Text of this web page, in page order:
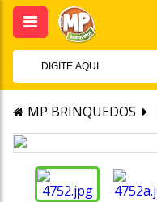
MP BRINQUEDOS